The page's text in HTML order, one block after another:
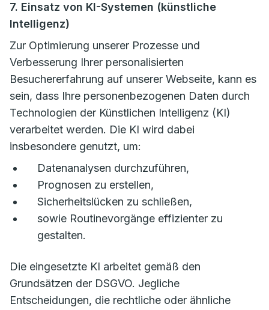
7. Einsatz von KI-Systemen (künstliche
Intelligenz)
Zur Optimierung unserer Prozesse und
Verbesserung Ihrer personalisierten
Besuchererfahrung auf unserer Webseite, kann es
sein, dass Ihre personenbezogenen Daten durch
Technologien der Künstlichen Intelligenz (KI)
verarbeitet werden. Die KI wird dabei
insbesondere genutzt, um:
Datenanalysen durchzuführen,
Prognosen zu erstellen,
Sicherheitslücken zu schließen,
sowie Routinevorgänge effizienter zu
gestalten.
Die eingesetzte KI arbeitet gemäß den
Grundsätzen der DSGVO. Jegliche
Entscheidungen, die rechtliche oder ähnliche